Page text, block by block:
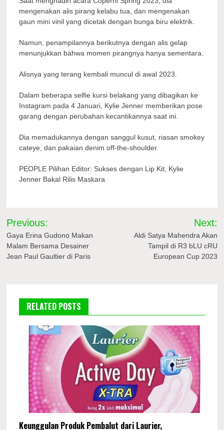
mengenakan alis pirang kelabu tua, dan mengenakan
gaun mini vinil yang dicetak dengan bunga biru elektrik.
Namun, penampilannya berikutnya dengan alis gelap
menunjukkan bahwa momen pirangnya hanya sementara.
Alisnya yang terang kembali muncul di awal 2023.
Dalam beberapa selfie kursi belakang yang dibagikan ke
Instagram pada 4 Januari, Kylie Jenner memberikan pose
garang dengan perubahan kecantikannya saat ini.
Dia memadukannya dengan sanggul kusut, riasan smokey
cateye, dan pakaian denim off-the-shoulder.
PEOPLE Pilihan Editor: Sukses dengan Lip Kit, Kylie
Jenner Bakal Rilis Maskara
Navigasi
pos
Previous:
Gaya Erina Gudono Makan
Malam Bersama Desainer
Jean Paul Gaultier di Paris
Next:
Aldi Satya Mahendra Akan
Tampil di R3 bLU cRU
European Cup 2023
RELATED POSTS
Keunggulan Produk Pembalut dari Laurier,